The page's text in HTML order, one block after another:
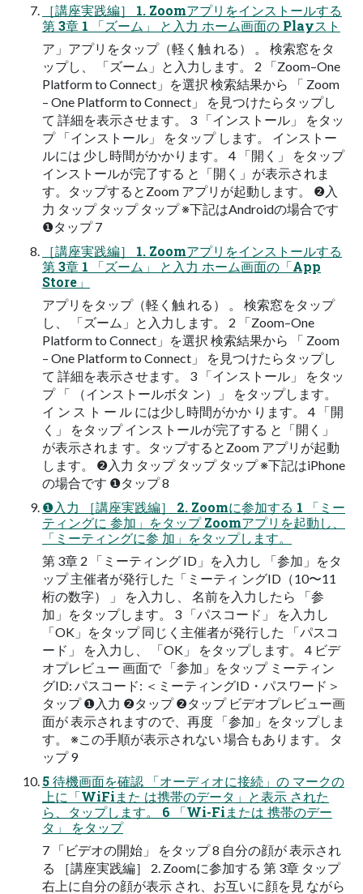
［講座実践編］ 1. Zoomアプリをインストールする
第 3章 1 「ズーム」 と入力 ホーム画面の Playスト
ア」アプリをタップ（軽く触 れる） 。 検索窓をタ
ップし、 「ズーム」と入力します。 2 「Zoom–One
Platform to Connect」を選択 検索結果から 「 Zoom
– One Platform to Connect」 を見つけたらタップし
て 詳細を表示させます。 3 「インストール」 をタッ
プ 「インストール」 をタップ します。 インストー
ルには 少し時間がかかります。 4 「開く」 をタップ
インストールが完了する と「開く」が表示されま
す。タップするとZoom アプリが起動します。 ❷入
力 タップ タップ タップ ※下記はAndroidの場合です
❶タップ 7
［講座実践編］ 1. Zoomアプリをインストールする
第 3章 1 「ズーム」 と入力 ホーム画面の「App
Store」
アプリをタップ（軽く触 れる） 。 検索窓をタップ
し、 「ズーム」と入力します。 2 「Zoom–One
Platform to Connect」を選択 検索結果から 「 Zoom
– One Platform to Connect」 を見つけたらタップし
て 詳細を表示させます。 3 「インストール」 をタッ
プ 「 （インストールボタ ン）」 をタップします。
イ ン ス ト ー ル には少し時間がかか ります。 4 「開
く」 をタップ インストールが完了する と「開く」
が表示されま す。タップするとZoom アプリが起動
します。 ❷入力 タップ タップ タップ ※下記はiPhone
の場合です ❶タップ 8
❶入力 ［講座実践編］ 2. Zoomに参加する 1 「ミー
ティングに 参加」をタップ Zoomアプリを起動し、
「ミーティングに参 加」をタップします。
第 3章 2 「ミーティング ID」を入力し 「参加」をタ
ップ 主催者が発行した「ミーティ ングID（10〜11
桁の数字） 」 を入力し、 名前を入力したら 「参
加」をタップします。 3 「パスコード」 を入力し
「OK」をタップ 同じく主催者が発行した 「パスコ
ード」 を入力し、 「OK」 をタップします。 4 ビデ
オプレビュー 画面で 「参加」をタップ ミーティン
グID: パスコード: ＜ミーティングID・パスワード＞
タップ ❶入力 ❷タップ ❷タップ ビデオプレビュー画
面が 表示されますので、再度 「参加」をタップしま
す。 ※この手順が表示されない 場合もあります。 タ
ップ 9
5 待機画面を確認 「オーディオに接続」の マークの
上に「WiFiまた は携帯のデータ」と表示 された
ら、タップします。 6 「Wi-Fiまたは 携帯のデー
タ」 をタップ
7 「ビデオの開始」 をタップ 8 自分の顔が 表示され
る ［講座実践編］ 2. Zoomに参加する 第 3章 タップ
右上に自分の顔が表示 され、お互いに顔を見 ながら